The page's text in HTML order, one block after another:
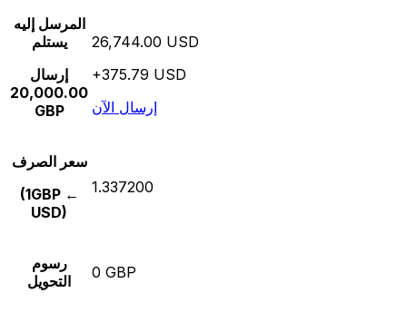
المرسل إليه
يستلم
إرسال
20,000.00
GBP
26,744.00 USD
+375.79 USD
إرسال الآن
سعر الصرف
(1GBP ←
USD)
1.337200
رسوم
التحويل
0 GBP